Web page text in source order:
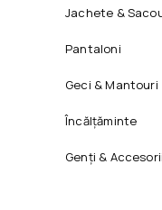
Jachete &
Pantaloni
Geci & Mantouri
Încălțăminte
Genți &